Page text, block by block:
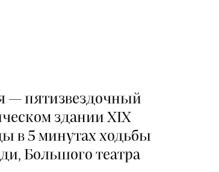
— пятизвездочный
здании XIX
в 5 минутах ходьбы
Большого театра